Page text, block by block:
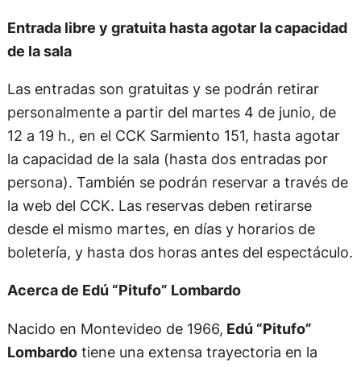
Entrada libre y gratuita hasta agotar la capacidad
de la sala
Las entradas son gratuitas y se podrán retirar
personalmente a partir del martes 4 de junio, de
12 a 19 h., en el CCK Sarmiento 151, hasta agotar
la capacidad de la sala (hasta dos entradas por
persona). También se podrán reservar a través de
la web del CCK. Las reservas deben retirarse
desde el mismo martes, en días y horarios de
boletería, y hasta dos horas antes del espectáculo.
Acerca de Edú “Pitufo” Lombardo
Nacido en Montevideo de 1966, Edú “Pitufo”
Lombardotiene una extensa trayectoria en la